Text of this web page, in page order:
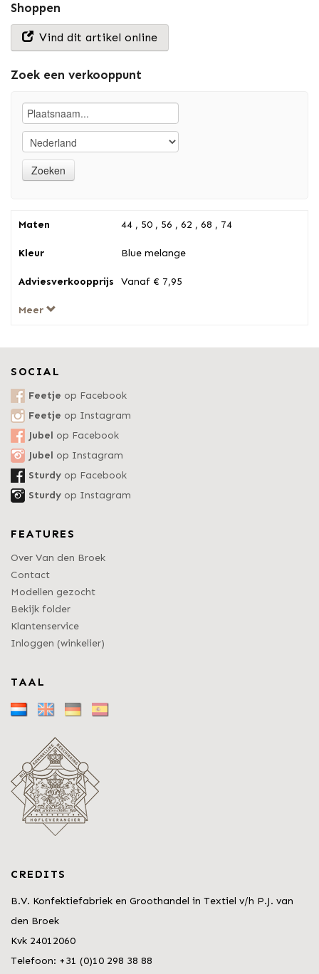
Shoppen
Vind dit artikel online
Zoek een verkooppunt
Maten 44 , 50 , 56 , 62 , 68 , 74
Kleur Blue melange
Adviesverkoopprijs Vanaf € 7,95
Meer
SOCIAL
Feetje op Facebook
Feetje op Instagram
Jubel op Facebook
Jubel op Instagram
Sturdy op Facebook
Sturdy op Instagram
FEATURES
Over Van den Broek
Contact
Modellen gezocht
Bekijk folder
Klantenservice
Inloggen (winkelier)
TAAL
CREDITS
B.V. Konfektiefabriek en Groothandel in Textiel v/h P.J. van
den Broek
Kvk 24012060
Telefoon: +31 (0)10 298 38 88